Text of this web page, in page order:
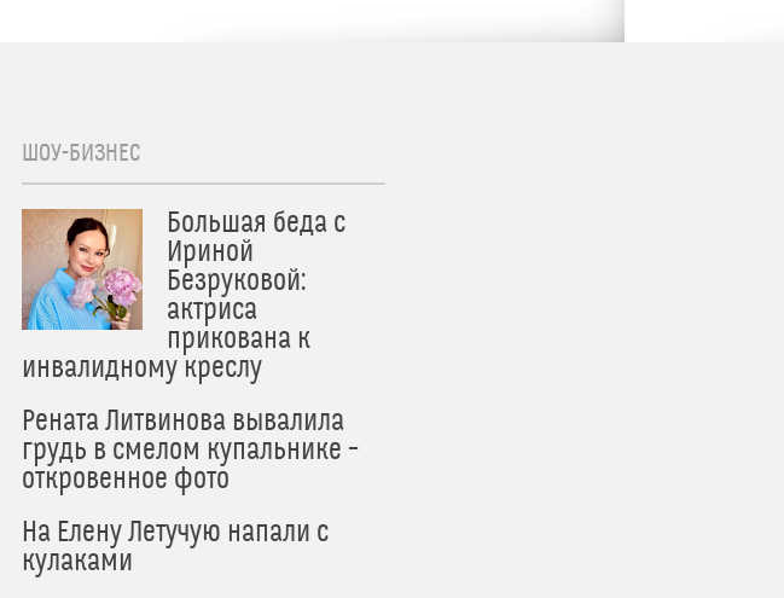
ШОУ-БИЗНЕС
Большая беда с
Ириной
Безруковой:
актриса
прикована к
инвалидному креслу
Рената Литвинова вывалила
грудь в смелом купальнике –
откровенное фото
На Елену Летучую напали с
кулаками